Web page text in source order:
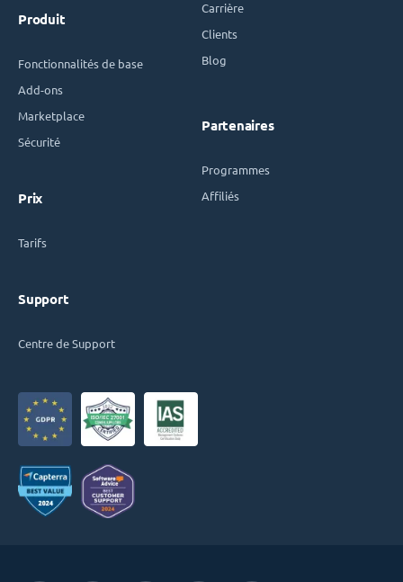
Produit
Fonctionnalités de base
Add-ons
Marketplace
Sécurité
Prix
Tarifs
Support
Centre de Support
Carrière
Clients
Blog
Partenaires
Programmes
Affiliés